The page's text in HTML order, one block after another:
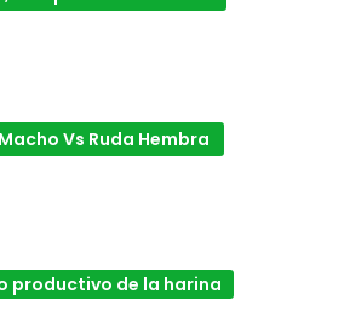
Vs Ruda Hembra
productivo de la harina